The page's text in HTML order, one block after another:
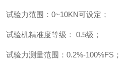
试验力范围 ： 0~10KN可设定 ；
试验机精准度等级 ： 0.5级 ；
试验力测量范围 ： 0.2%-100%FS ；